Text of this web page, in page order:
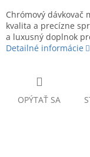
Chrómový dávkovač
kvalita a precízne
a luxusný doplnok
Detailné informácie
OPÝTAŤ SA